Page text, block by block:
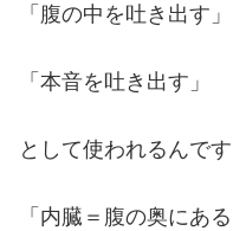
「腹の中を吐き出す
「本音を吐き出す」
として使われるんです
「内臓＝腹の奥にあ